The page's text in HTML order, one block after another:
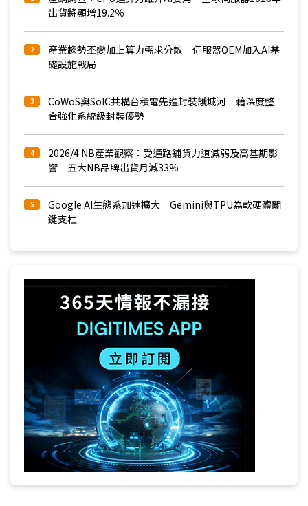
出貨將顯增19.2％
2
產業趨勢丕變加上算力需求分散 伺服器OEM加入AI基
礎設施戰局
3
CoWoS與SoIC共構台積電先進封裝護城河 藉深度整
合強化系統級封裝優勢
4
2026/4 NB產業觀察：受通路舖貨力道減弱及高基期影
響 五大NB品牌出貨月減33%
5
Google AI生態系加速擴大 Gemini與TPU為軟硬體關
鍵支柱